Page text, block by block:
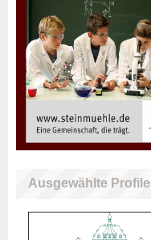
Ausgewählte Profile